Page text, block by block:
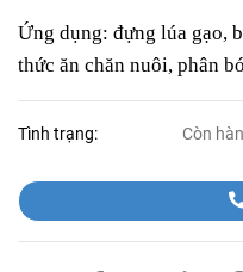
Ứng dụng: đựng lúa gạo,
thức ăn chăn nuôi, phân
Tình trạng: Còn